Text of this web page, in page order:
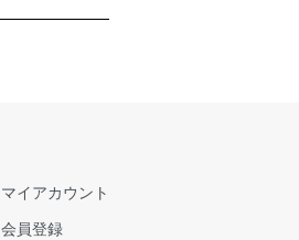
マイアカウント
会員登録